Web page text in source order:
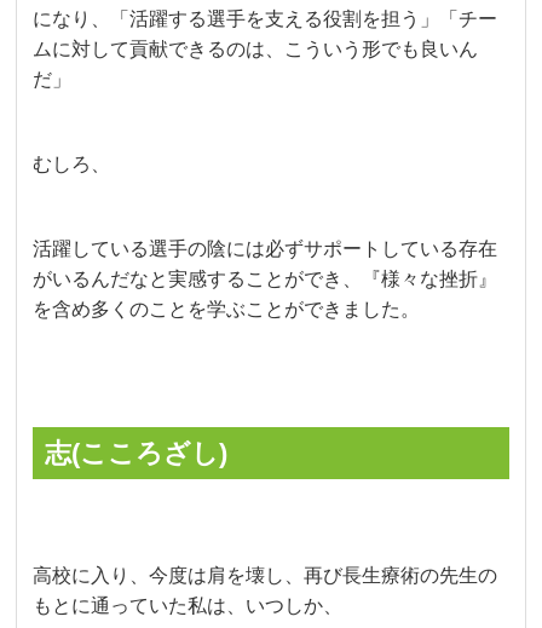
になり、「活躍する選手を支える役割を担う」「チー
ムに対して貢献できるのは、こういう形でも良いん
だ」
むしろ、
活躍している選手の陰には必ずサポートしている存在
がいるんだなと実感することができ、『様々な挫折』
を含め多くのことを学ぶことができました。
志(こころざし)
高校に入り、今度は肩を壊し、再び長生療術の先生の
もとに通っていた私は、いつしか、